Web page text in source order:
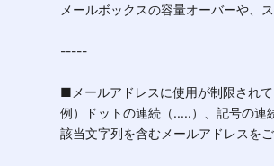
メールボックスの容量オーバーや、
-----
■メールアドレスに使用が制限され
例）ドットの連続（.....）、記号の
該当文字列を含むメールアドレスを